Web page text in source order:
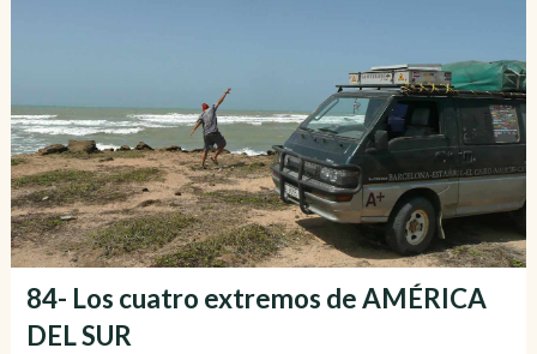
84- Los cuatro extremos de AMÉRICA
DEL SUR